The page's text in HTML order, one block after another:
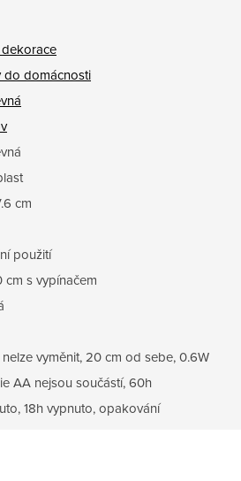
do domácnosti
cm
použití
cm s vypínačem
nelze vyměnit, 20 cm od sebe, 0.6W
AA nejsou součástí, 60h
18h vypnuto, opakování